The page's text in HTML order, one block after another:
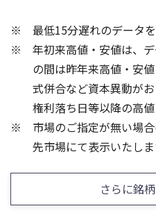
0
500
1,000
0
400
800
最低15分遅れのデータ
年初来高値・安値は、
の間は昨年来高値・安
式併合など資本異動が
権利落ち日等以降の高値
市場のご指定が無い場
先市場にて表示いたしま
さらに銘